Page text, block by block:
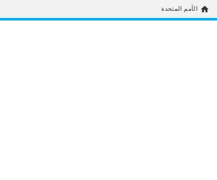
home الأمم المتحدة